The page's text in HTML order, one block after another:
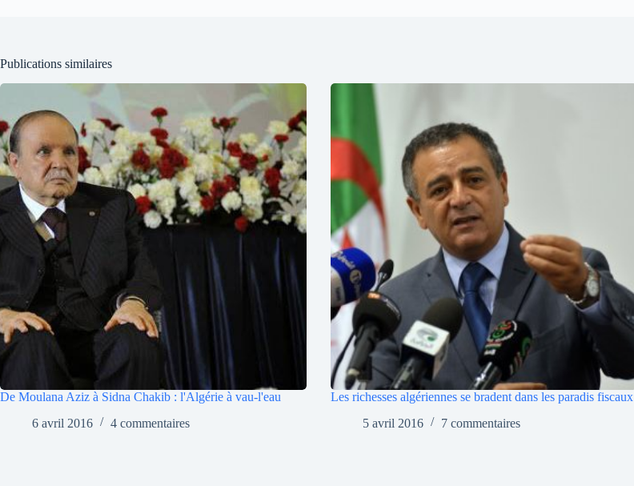
Publications similaires
De Moulana Aziz à Sidna Chakib : l'Algérie à vau-l'eau
6 avril 2016
4 commentaires
Les richesses algériennes se bradent dans les paradis fiscaux
5 avril 2016
7 commentaires